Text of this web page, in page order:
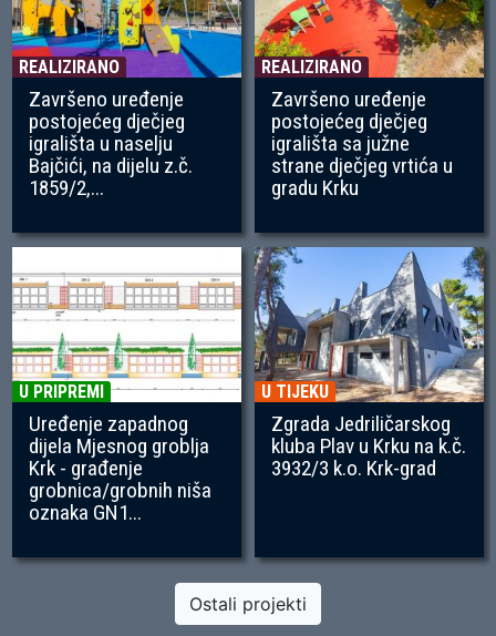
REALIZIRANO
Završeno uređenje
postojećeg dječjeg
igrališta u naselju
Bajčići, na dijelu z.č.
1859/2,...
REALIZIRANO
Završeno uređenje
postojećeg dječjeg
igrališta sa južne
strane dječjeg vrtića u
gradu Krku
U PRIPREMI
Uređenje zapadnog
dijela Mjesnog groblja
Krk - građenje
grobnica/grobnih niša
oznaka GN1...
U TIJEKU
Zgrada Jedriličarskog
kluba Plav u Krku na k.č.
3932/3 k.o. Krk-grad
Ostali projekti